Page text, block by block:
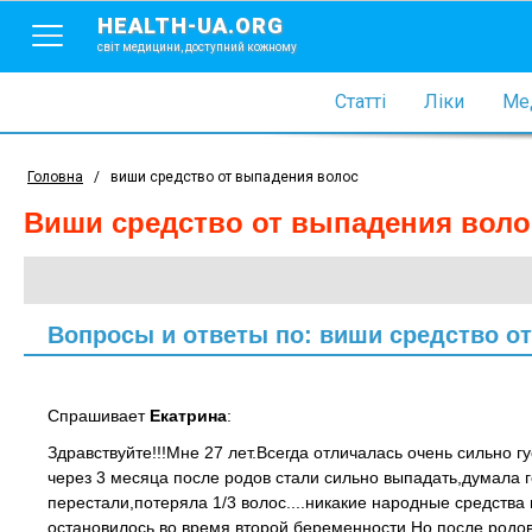
HEALTH-UA.ORG
світ медицини, доступний кожному
Статті Ліки
Головна / виши средство от выпадения волос
виши средство от выпадения
Вопросы и ответы по: виши средство
Спрашивает Екатрина:
Здравствуйте!!!Мне 27 лет.Всегда отличалась очень
через 3 месяца после родов стали сильно
перестали,потеряла 1/3 волос....никакие народные
остановилось во время второй беременности.Но после